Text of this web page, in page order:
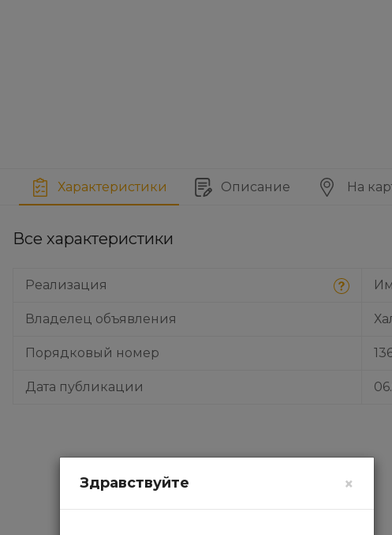
Характеристики Описание На
Все характеристики
Реализация
Владелец объявления
Порядковый номер
Дата публикации
×
Здравствуйте